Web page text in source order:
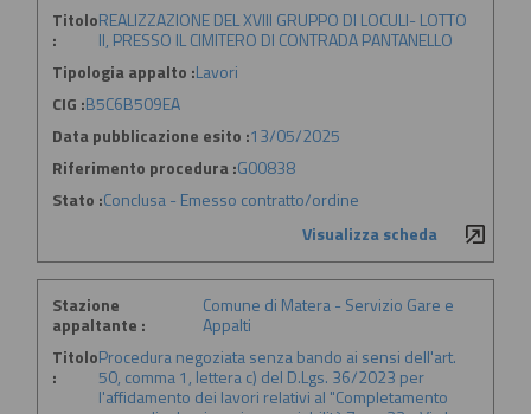
Titolo
:
REALIZZAZIONE DEL XVIII GRUPPO DI LOCULI- LOTTO
II, PRESSO IL CIMITERO DI CONTRADA PANTANELLO
Tipologia appalto :Lavori
CIG :B5C6B509EA
Data pubblicazione esito :13/05/2025
Riferimento procedura :G00838
Stato :Conclusa - Emesso contratto/ordine
Visualizza scheda
Stazione
appaltante :
Comune di Matera - Servizio Gare e
Appalti
Titolo
:
Procedura negoziata senza bando ai sensi dell'art.
50, comma 1, lettera c) del D.Lgs. 36/2023 per
l'affidamento dei lavori relativi al "Completamento